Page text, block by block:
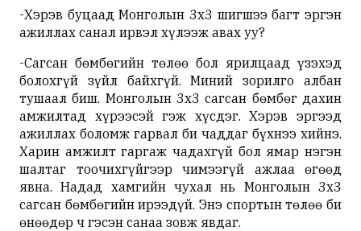
-Хэрэв буцаад Монголын 3х3 шигшээ багт эргэн
ажиллах санал ирвэл хүлээж авах уу?
-Сагсан бөмбөгийн төлөө бол ярилцаад үзэхэд
болохгүй зүйл байхгүй. Миний зорилго албан
тушаал биш. Монголын 3х3 сагсан бөмбөг дахин
амжилтад хүрээсэй гэж хүсдэг. Хэрэв эргээд
ажиллах боломж гарвал би чаддаг бүхнээ хийнэ.
Харин амжилт гаргаж чадахгүй бол ямар нэгэн
шалтаг тоочихгүйгээр чимээгүй ажлаа өгөөд
явна. Надад хамгийн чухал нь Монголын 3х3
сагсан бөмбөгийн ирээдүй. Энэ спортын төлөө би
өнөөдөр ч гэсэн санаа зовж явдаг.